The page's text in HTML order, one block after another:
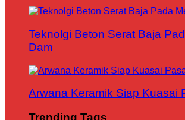
Teknolgi Beton Serat Baja
Dam
Arwana Keramik Siap Kuasai
Trending Tags